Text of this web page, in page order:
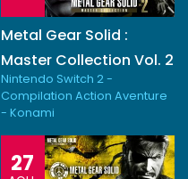
Metal Gear Solid :
Master Collection Vol. 2
Nintendo Switch 2 -
Compilation Action Aventure
- Konami
27